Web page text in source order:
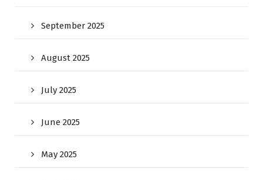
September 2025
August 2025
July 2025
June 2025
May 2025